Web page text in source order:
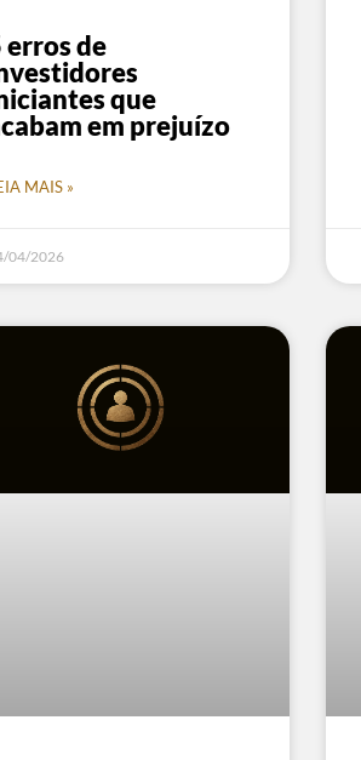
erros de
que
em prejuízo
MAIS »
04/2026